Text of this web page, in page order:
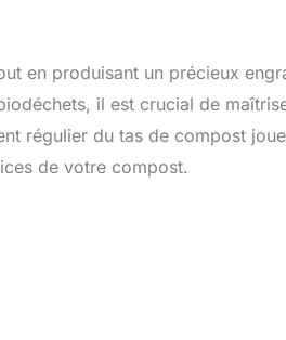
en produisant un précieux
il est crucial de
régulier du tas de compost
de votre compost.